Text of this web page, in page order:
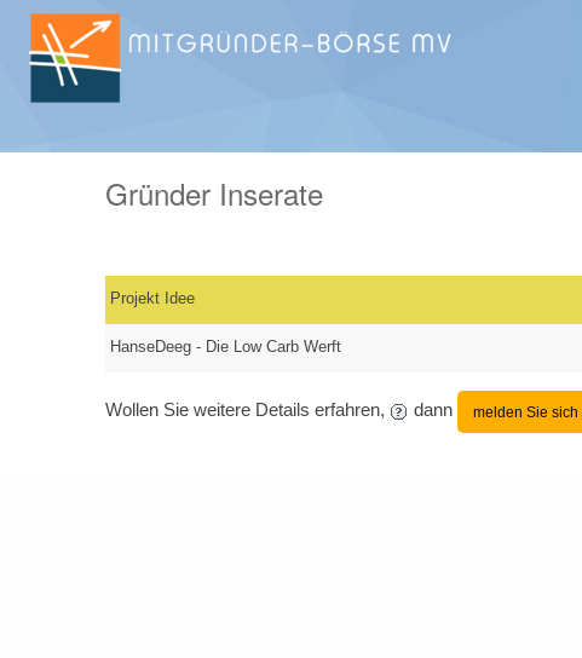
Gründer Inserate
Projekt Idee
HanseDeeg - Die Low Carb Werft
Wollen Sie weitere Details erfahren, dann melden Sie sich